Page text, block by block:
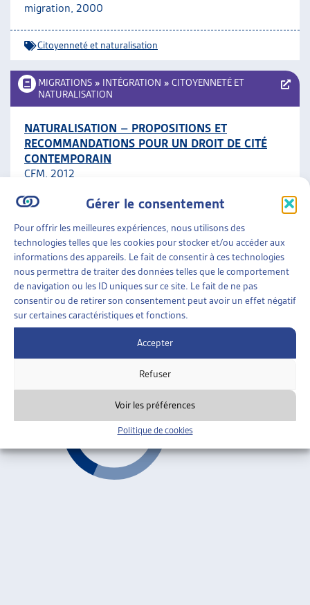
Gérer le consentement
Pour offrir les meilleures expériences, nous utilisons des
technologies telles que les cookies pour stocker et/ou accéder aux
informations des appareils. Le fait de consentir à ces technologies
nous permettra de traiter des données telles que le comportement
de navigation ou les ID uniques sur ce site. Le fait de ne pas
consentir ou de retirer son consentement peut avoir un effet négatif
sur certaines caractéristiques et fonctions.
Accepter
Refuser
Voir les préférences
Politique de cookies
migration, 2000
Citoyenneté et naturalisation
MIGRATIONS » INTÉGRATION » CITOYENNETÉ ET
NATURALISATION
NATURALISATION – PROPOSITIONS ET
RECOMMANDATIONS POUR UN DROIT DE CITÉ
CONTEMPORAIN
CFM, 2012
Citoyenneté et naturalisation
MIGRATIONS »INTÉGRATION»CITOYENNETÉ ET
NATURALISATION
LA NATURALISATION EN SUISSE, ÉVOLUTION
1992-2010
Citoyenneté et naturalisation